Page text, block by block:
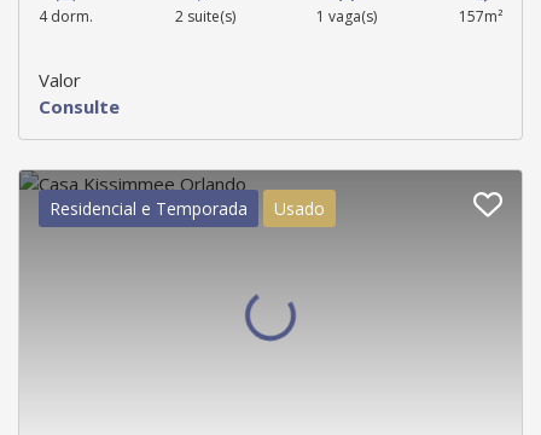
4 dorm. 2 suite(s) 1 vaga(s) 157m²
Valor
Consulte
Residencial e Temporada Usado